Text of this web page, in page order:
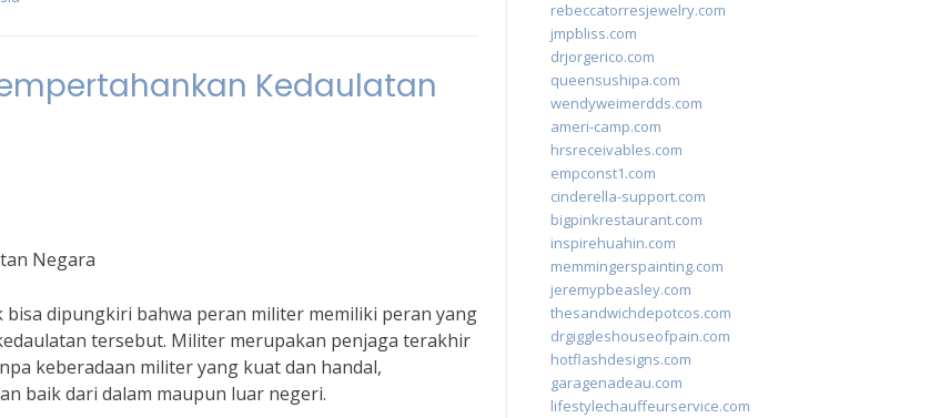
Kedaulatan
Negara
dipungkiri bahwa peran militer memiliki peran yang
tersebut. Militer merupakan penjaga terakhir
keberadaan militer yang kuat dan handal,
baik dari dalam maupun luar negeri.
rebeccatorresjewelry.com
jmpbliss.com
drjorgerico.com
queensushipa.com
wendyweimerdds.com
ameri-camp.com
hrsreceivables.com
empconst1.com
cinderella-support.com
bigpinkrestaurant.com
inspirehuahin.com
memmingerspainting.com
jeremypbeasley.com
thesandwichdepotcos.com
drgiggleshouseofpain.com
hotflashdesigns.com
garagenadeau.com
lifestylechauffeurservice.com